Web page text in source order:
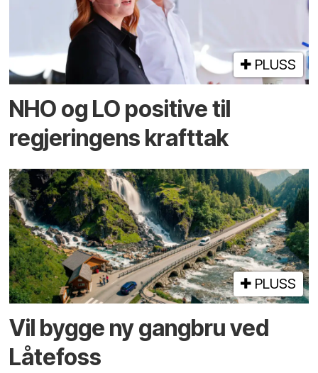
PLUSS
NHO og LO positive til
regjeringens krafttak
PLUSS
Vil bygge ny gangbru ved
Låtefoss